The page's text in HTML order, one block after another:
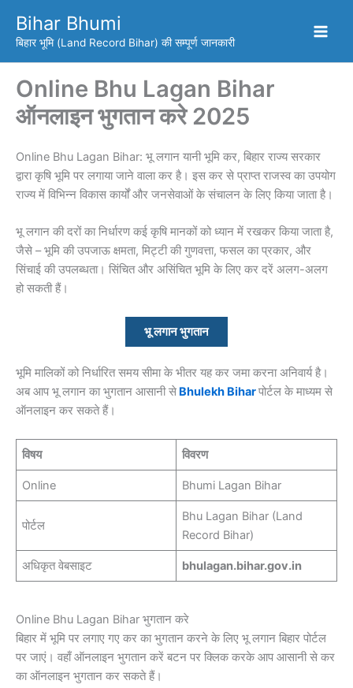
content
Bihar Bhumi
बिहार भूमि (Land Record Bihar) की सम्पूर्ण जानकारी
Online Bhu Lagan Bihar
ऑनलाइन भुगतान करे 2025
Online Bhu Lagan Bihar: भू लगान यानी भूमि कर, बिहार राज्य सरकार
द्वारा कृषि भूमि पर लगाया जाने वाला कर है। इस कर से प्राप्त राजस्व का उपयोग
राज्य में विभिन्न विकास कार्यों और जनसेवाओं के संचालन के लिए किया जाता है।
भू लगान की दरों का निर्धारण कई कृषि मानकों को ध्यान में रखकर किया जाता है,
जैसे – भूमि की उपजाऊ क्षमता, मिट्टी की गुणवत्ता, फसल का प्रकार, और
सिंचाई की उपलब्धता। सिंचित और असिंचित भूमि के लिए कर दरें अलग-अलग
हो सकती हैं।
भू लगान भुगतान
भूमि मालिकों को निर्धारित समय सीमा के भीतर यह कर जमा करना अनिवार्य है।
अब आप भू लगान का भुगतान आसानी से Bhulekh Biharपोर्टल के माध्यम से
ऑनलाइन कर सकते हैं।
विषय विवरण
Online Bhumi Lagan Bihar
पोर्टल
Bhu Lagan Bihar (Land
Record Bihar)
अधिकृत वेबसाइट bhulagan.bihar.gov.in
Online Bhu Lagan Bihar भुगतान करे
बिहार में भूमि पर लगाए गए कर का भुगतान करने के लिए भू लगान बिहार पोर्टल
पर जाएं। वहाँ ऑनलाइन भुगतान करें बटन पर क्लिक करके आप आसानी से कर
का ऑनलाइन भुगतान कर सकते हैं।